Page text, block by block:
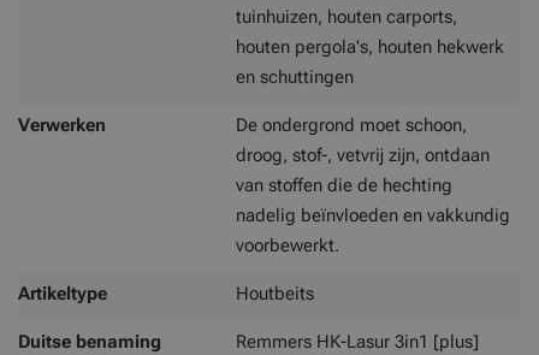
tuinhuizen, houten carports,
houten pergola's, houten hekwerk
en schuttingen
Verwerken
De ondergrond moet schoon,
droog, stof-, vetvrij zijn, ontdaan
van stoffen die de hechting
nadelig beïnvloeden en vakkundig
voorbewerkt.
Artikeltype Houtbeits
Duitse benaming
Remmers HK-Lasur 3in1 [plus]